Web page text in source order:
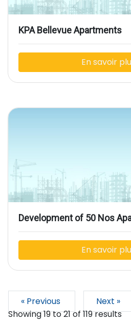
KPA Bellevue Apartments
En savoir
Development of 50 Nos
En savoir
« Previous
Next »
Showing19to21of 119results